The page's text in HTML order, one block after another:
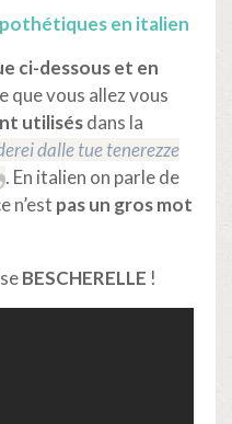
en italien
ci-dessous et en
que vous allez vous
utilisésdans la
dalle tue tenerezze
. En italien on parle de
n’est pas un gros mot
BESCHERELLE !